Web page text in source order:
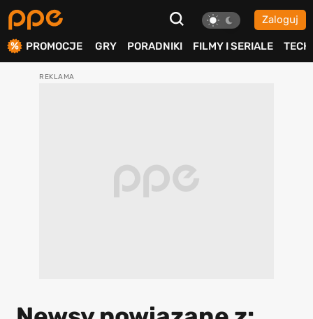
Zaloguj
PROMOCJE GRY PORADNIKI FILMY I SERIALE TECH